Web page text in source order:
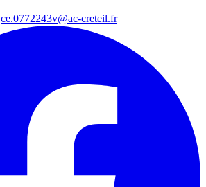
ce.0772243v@ac-creteil.fr